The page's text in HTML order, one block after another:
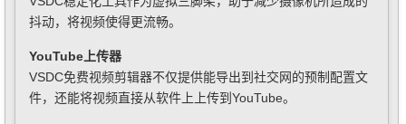
抖动，将视频使得更流畅。
YouTube上传器
VSDC免费视频剪辑器不仅提供能导出到社交网的预制配置文
件，还能将视频直接从软件上上传到YouTube。